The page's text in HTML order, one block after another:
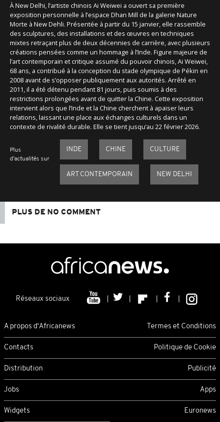
À New Delhi, l’artiste chinois Ai Weiwei a ouvert sa première
exposition personnelle à l’espace Dhan Mill de la galerie Nature
Morte à New Dehli. Présentée à partir du 15 janvier, elle rassemble
des sculptures, des installations et des œuvres en techniques
mixtes retraçant plus de deux décennies de carrière, avec plusieurs
créations pensées comme un hommage à l’Inde. Figure majeure de
l’art contemporain et critique assumé du pouvoir chinois, Ai Weiwei,
68 ans, a contribué à la conception du stade olympique de Pékin en
2008 avant de s’opposer publiquement aux autorités. Arrêté en
2011, il a été détenu pendant 81 jours, puis soumis à des
restrictions prolongées avant de quitter la Chine. Cette exposition
intervient alors que l’Inde et la Chine cherchent à apaiser leurs
relations, laissant une place aux échanges culturels dans un
contexte de rivalité durable. Elle se tient jusqu’au 22 février 2026.
Plus
d'actualités sur
INDE CHINE CULTURE
ART CONTEMPORAIN NEW DELHI
PLUS DE NO COMMENT
Réseaux sociaux
A propos d'Africanews Termes et Conditions
Contacts Politique de Cookie
Distribution Publicité
Jobs Apps
Widgets Euronews